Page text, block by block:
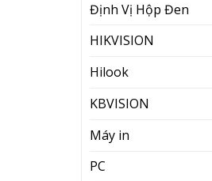
Định Vị Hộp Đen
HIKVISION
Hilook
KBVISION
Máy in
PC